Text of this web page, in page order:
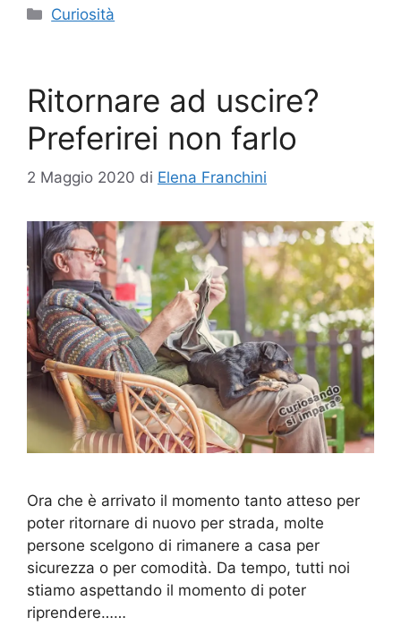
Categorie
Curiosità
Ritornare ad uscire?
Preferirei non farlo
2 Maggio 2020 di Elena Franchini
Ora che è arrivato il momento tanto atteso per
poter ritornare di nuovo per strada, molte
persone scelgono di rimanere a casa per
sicurezza o per comodità. Da tempo, tutti noi
stiamo aspettando il momento di poter
riprendere……